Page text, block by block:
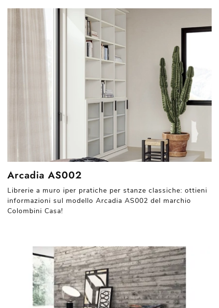
Arcadia AS002
Librerie a muro iper pratiche per stanze classiche: ottieni
informazioni sul modello Arcadia AS002 del marchio
Colombini Casa!